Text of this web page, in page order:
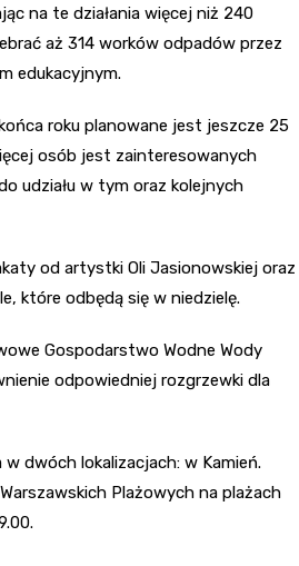
na te działania więcej niż 240
aż 314 worków odpadów przez
edukacyjnym.
roku planowane jest jeszcze 25
osób jest zainteresowanych
udziału w tym oraz kolejnych
od artystki Oli Jasionowskiej oraz
które odbędą się w niedzielę.
Gospodarstwo Wodne Wody
odpowiedniej rozgrzewki dla
dwóch lokalizacjach: w Kamień.
Plażowych na plażach